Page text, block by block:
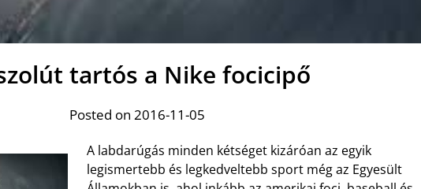
tartós a Nike focicipő
Posted on 2016-11-05
A labdarúgás minden kétséget kizáróan az egyik
legismertebb és legkedveltebb sport még az Egyesült